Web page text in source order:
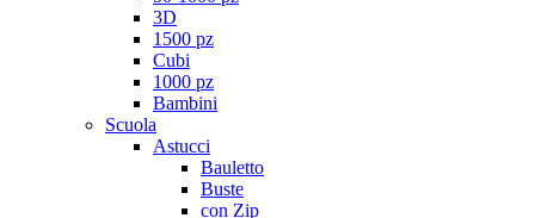
3D
1500 pz
Cubi
1000 pz
Bambini
Scuola
Astucci
Bauletto
Buste
con Zip